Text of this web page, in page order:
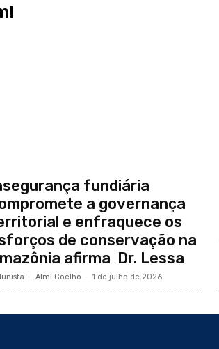
fundiária
a governança
e enfraquece os
de conservação na
afirma Dr. Lessa
Almi Coelho - 1 de julho de 2026